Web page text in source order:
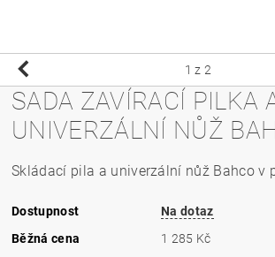
1 z 2
SADA ZAVÍRACÍ PILKA
UNIVERZÁLNÍ NŮŽ
Skládací pila a univerzální nůž Bahco v
Dostupnost
Na dotaz
Běžná cena
1 285 Kč